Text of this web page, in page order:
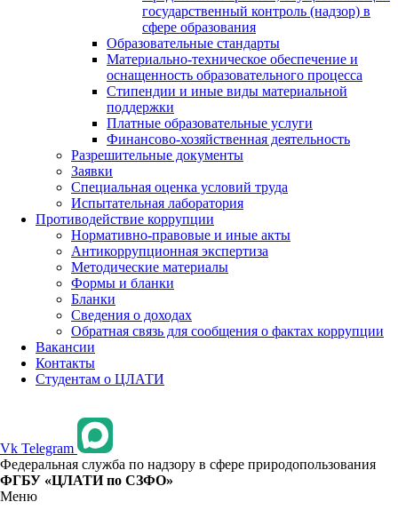
государственный контроль (надзор) в
сфере образования
Образовательные стандарты
Материально-техническое обеспечение и
оснащенность образовательного процесса
Стипендии и иные виды материальной
поддержки
Платные образовательные услуги
Финансово-хозяйственная деятельность
Разрешительные документы
Заявки
Специальная оценка условий труда
Испытательная лаборатория
Противодействие коррупции
Нормативно-правовые и иные акты
Антикоррупционная экспертиза
Методические материалы
Формы и бланки
Бланки
Сведения о доходах
Обратная связь для сообщения о фактах коррупции
Вакансии
Контакты
Студентам о ЦЛАТИ
Vk Telegram
Федеральная служба по надзору в сфере природопользования
ФГБУ «ЦЛАТИ по СЗФО»
Меню